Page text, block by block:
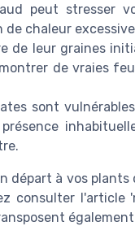
peut stresser
de chaleur
de leur graines
de vraies
sont
départ à vos
consulter l'article